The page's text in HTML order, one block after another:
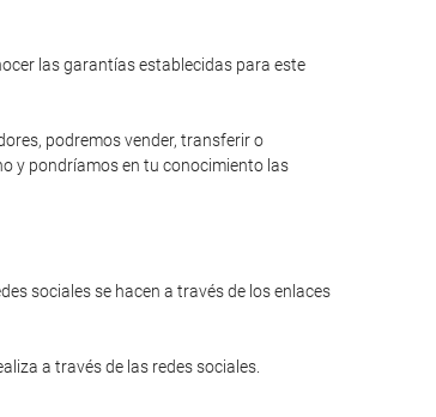
las garantías establecidas para este
podremos vender, transferir o
y pondríamos en tu conocimiento las
sociales se hacen a través de los enlaces
a través de las redes sociales.